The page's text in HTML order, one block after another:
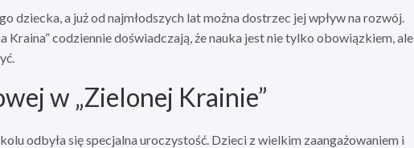
dziecka, a już od najmłodszych lat można dostrzec jej wpływ na rozwój.
codziennie doświadczają, że nauka jest nie tylko obowiązkiem, ale
w „Zielonej Krainie”
odbyła się specjalna uroczystość. Dzieci z wielkim zaangażowaniem i